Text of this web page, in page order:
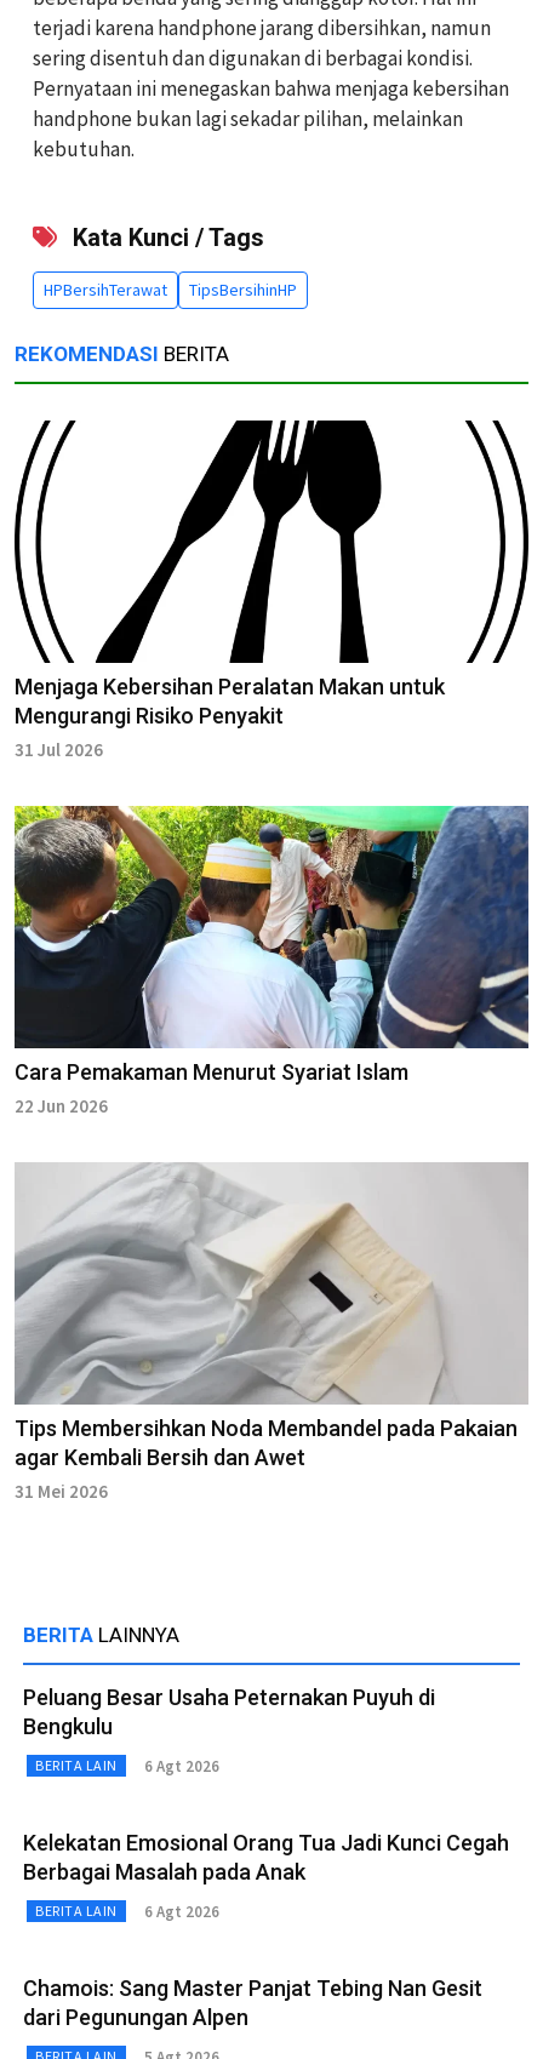
terjadi karena handphone jarang dibersihkan, namun
sering disentuh dan digunakan di berbagai kondisi.
Pernyataan ini menegaskan bahwa menjaga kebersihan
handphone bukan lagi sekadar pilihan, melainkan
kebutuhan.
Kata Kunci / Tags
HPBersihTerawat TipsBersihinHP
REKOMENDASI BERITA
Menjaga Kebersihan Peralatan Makan untuk
Mengurangi Risiko Penyakit
31 Jul 2026
Cara Pemakaman Menurut Syariat Islam
22 Jun 2026
Tips Membersihkan Noda Membandel pada Pakaian
agar Kembali Bersih dan Awet
31 Mei 2026
BERITA LAINNYA
Peluang Besar Usaha Peternakan Puyuh di
Bengkulu
BERITA LAIN 6 Agt 2026
Kelekatan Emosional Orang Tua Jadi Kunci Cegah
Berbagai Masalah pada Anak
BERITA LAIN 6 Agt 2026
Chamois: Sang Master Panjat Tebing Nan Gesit
dari Pegunungan Alpen